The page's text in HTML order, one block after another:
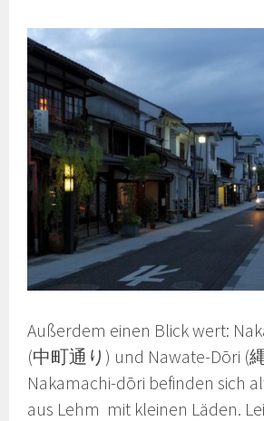
Außerdem einen Blick wert:
(中町通り) und Nawate-Dōri (
Nakamachi-dōri befinden sich
aus Lehm mit kleinen Läden.